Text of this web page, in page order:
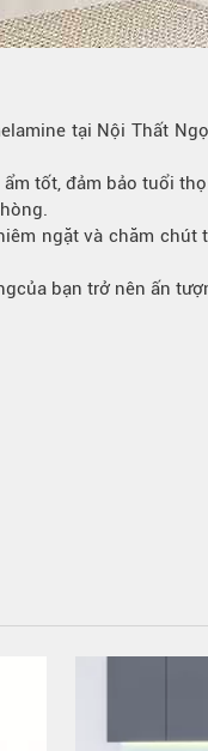
tại Nội Thất
tốt, đảm bảo tuổi
ngặt và chăm
của bạn trở nên ấn